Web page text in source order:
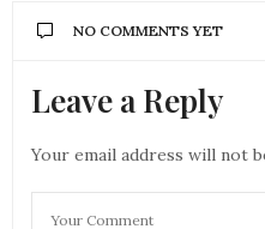
NO COMMENTS YET
Leave a Reply
Your email address will not